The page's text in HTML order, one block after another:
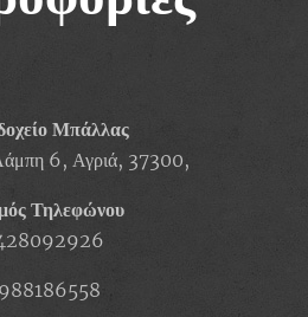
Μπάλλας
6, Αγριά, 37300,
Τηλεφώνου